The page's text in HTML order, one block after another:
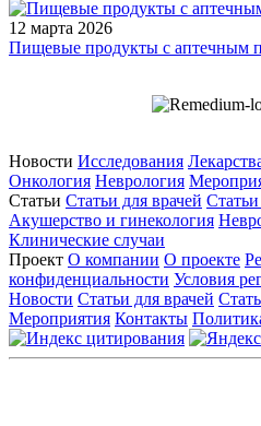
12 марта 2026
Пищевые продукты с аптечным
Новости Исследования
Онкология Неврология
Статьи Статьи для врачей
Акушерство и гинекология
Клинические случаи
Проект О компании О проекте
конфиденциальности Условия
Новости Статьи для врачей
Мероприятия Контакты